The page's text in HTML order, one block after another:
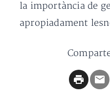
la importància de
apropiadament